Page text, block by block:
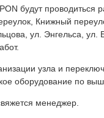
будут проводиться
Книжный
ул. Энгельса,
узла и
оборудование по
менеджер.